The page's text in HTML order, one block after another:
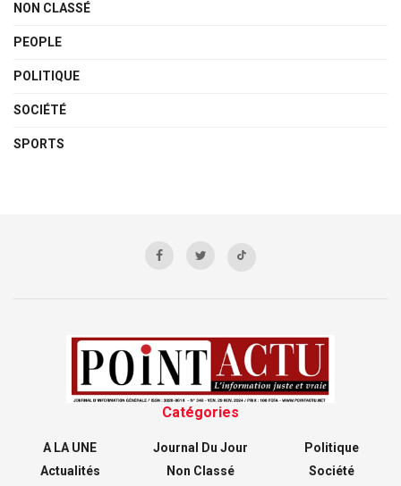
NON CLASSÉ
PEOPLE
POLITIQUE
SOCIÉTÉ
SPORTS
Catégories
A LA UNE
Actualités
Journal Du Jour
Non Classé
Politique
Société